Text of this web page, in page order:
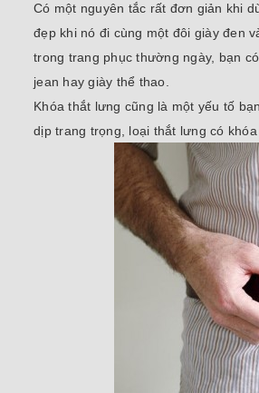
Có một nguyên tắc rất đơn giản khi
đẹp khi nó đi cùng một đôi giày đen
trong trang phục thường ngày, bạn
jean hay giày thể thao.
Khóa thắt lưng cũng là một yếu tố
dịp trang trọng, loại thắt lưng có